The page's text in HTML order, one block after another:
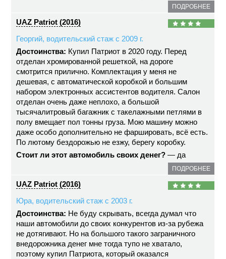
ПОДРОБНЕЕ
UAZ Patriot (2016)
Георгий, водительский стаж с 2009 г.
Достоинства: Купил Патриот в 2020 году. Перед
отделан хромированной решеткой, на дороге
смотрится прилично. Комплектация у меня не
дешевая, с автоматической коробкой и большим
набором электронных ассистентов водителя. Салон
отделан очень даже неплохо, а большой
тысячалитровый багажник с такелажными петлями в
полу вмещает пол тонны груза. Мою машину можно
даже особо дополнительно не фаршировать, всё есть.
По лютому бездорожью не езжу, берегу коробку.
Стоит ли этот автомобиль своих денег? — да
ПОДРОБНЕЕ
UAZ Patriot (2016)
Юра, водительский стаж с 2003 г.
Достоинства: Не буду скрывать, всегда думал что
наши автомобили до своих конкурентов из-за рубежа
не дотягивают. Но на большого такого заграничного
внедорожника денег мне тогда тупо не хватало,
поэтому купил Патриота, который оказался